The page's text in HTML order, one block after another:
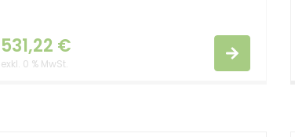
531,22 €
exkl. 0 % MwSt.